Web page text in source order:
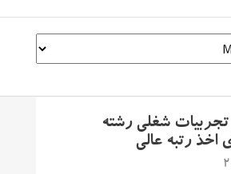
شغلی رشته
اخذ رتبه عالی